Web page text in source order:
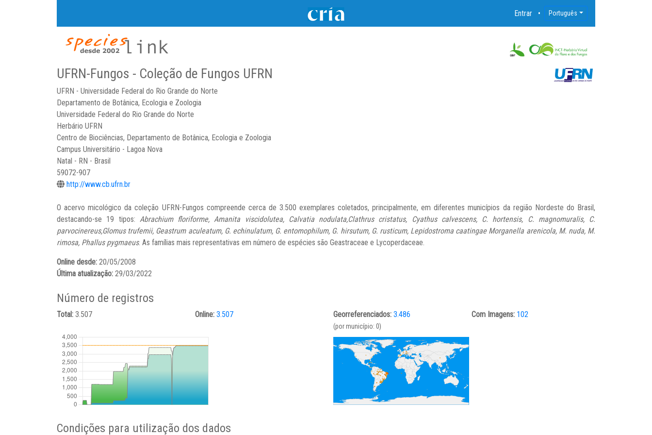
Entrar Português
UFRN-Fungos - Coleção de Fungos UFRN
UFRN - Universidade Federal do Rio Grande do Norte
Departamento de Botânica, Ecologia e Zoologia
Universidade Federal do Rio Grande do Norte
Herbário UFRN
Centro de Biociências, Departamento de Botânica, Ecologia e Zoologia
Campus Universitário - Lagoa Nova
Natal - RN - Brasil
59072-907
http://www.cb.ufrn.br
O acervo micológico da coleção UFRN-Fungos compreende cerca de 3.500 exemplares coletados, principalmente, em diferentes municípios da região Nordeste do Brasil,
destacando-se 19 tipos: Abrachium floriforme, Amanita viscidolutea, Calvatia nodulata,Clathrus cristatus, Cyathus calvescens, C. hortensis, C. magnomuralis, C.
parvocinereus,Glomus trufemii, Geastrum aculeatum, G. echinulatum, G. entomophilum, G. hirsutum, G. rusticum, Lepidostroma caatingae Morganella arenicola, M. nuda, M.
rimosa, Phallus pygmaeus. As famílias mais representativas em número de espécies são Geastraceae e Lycoperdaceae.
Online desde: 20/05/2008
Última atualização: 29/03/2022
Número de registros
Total: 3.507 Online: 3.507 Georreferenciados: 3.486
(por município: 0)
Com Imagens: 102
Condições para utilização dos dados